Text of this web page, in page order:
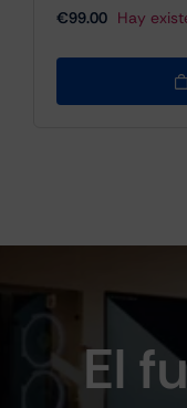
€99.00 Hay
El